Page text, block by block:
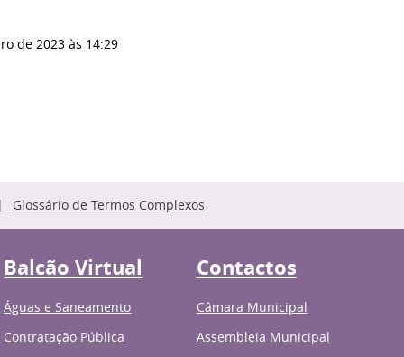
de 2023 às 14:29
Glossário de Termos Complexos
Balcão Virtual
Águas e Saneamento
Contratação Pública
Contactos
Câmara Municipal
Assembleia Municipal